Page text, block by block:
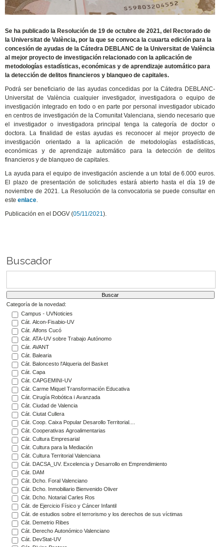
Se ha publicado la Resolución de 19 de octubre de 2021, del Rectorado de
la Universitat de València, por la que se convoca la cuuarta edición para la
concesión de ayudas de la Cátedra DEBLANC de la Universitat de València
al mejor proyecto de investigación relacionado con la aplicación de
metodologías estadísticas, económicas y de aprendizaje automático para
la detección de delitos financieros y blanqueo de capitales.
Podrá ser beneficiario de las ayudas concedidas por la Cátedra DEBLANC-
Universitat de València cualquier investigador, investigadora o equipo de
investigación integrado en todo o en parte por personal investigador ubicado
en centros de investigación de la Comunitat Valenciana, siendo necesario que
el investigador o investigadora principal tenga la categoría de doctor o
doctora. La finalidad de estas ayudas es reconocer al mejor proyecto de
investigación orientado a la aplicación de metodologías estadísticas,
económicas y de aprendizaje automático para la detección de delitos
financieros y de blanqueo de capitales.
La ayuda para el equipo de investigación asciende a un total de 6.000 euros.
El plazo de presentación de solicitudes estará abierto hasta el día 19 de
noviembre de 2021. La Resolución de la convocatoria se puede consultar en
esteenlace.
Publicación en el DOGV (05/11/2021).
Buscador
Categoría de la novedad:
Campus - UVNoticies
Cát. Alcon-Fisabio-UV
Cát. Alfons Cucó
Cát. ATA-UV sobre Trabajo Autónomo
Cát. AVANT
Cát. Balearia
Cát. Baloncesto l'Alqueria del Basket
Cát. Capa
Cát. CAPGEMINI-UV
Cát. Carme Miquel Transformación Educativa
Cát. Cirugía Robótica i Avanzada
Cát. Ciudad de Valencia
Cát. Ciutat Cullera
Cát. Coop. Caixa Popular Desarollo Territorial....
Cát. Cooperativas Agroalimentarias
Cát. Cultura Empresarial
Cát. Cultura para la Mediación
Cát. Cultura Territorial Valenciana
Cát. DACSA_UV. Excelencia y Desarrollo en Emprendimiento
Cát. DAM
Cát. Dcho. Foral Valenciano
Cát. Dcho. Inmobiliario Bienvenido Oliver
Cát. Dcho. Notarial Carles Ros
Cát. de Ejercicio Físico y Cáncer Infantil
Cát. de estudios sobre el terrorismo y los derechos de sus víctimas
Cát. Demetrio Ribes
Cát. Derecho Autonómico Valenciano
Cát. DevStat-UV